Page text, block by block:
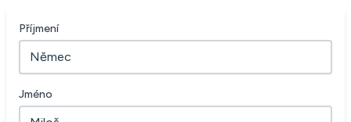
Příjmení
Jméno